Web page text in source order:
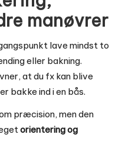
manøvrer
lave mindst to
eller bakning.
at du fx kan blive
bakke ind i en bås.
præcision, men den
orientering og